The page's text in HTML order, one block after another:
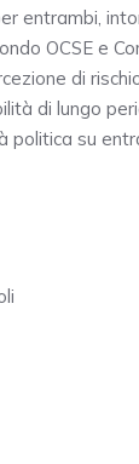
entrambi,
OCSE e
di
di lungo
politica su